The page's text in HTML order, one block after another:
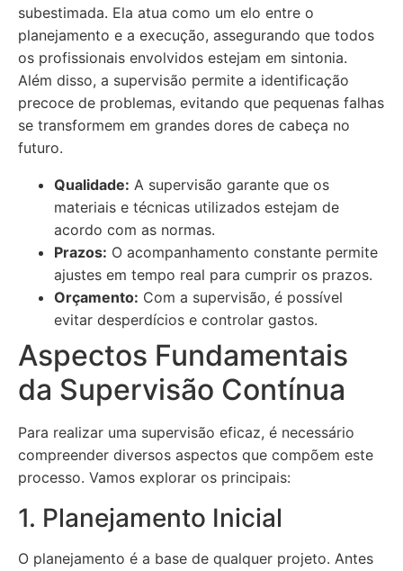
subestimada. Ela atua como um elo entre o
planejamento e a execução, assegurando que todos
os profissionais envolvidos estejam em sintonia.
Além disso, a supervisão permite a identificação
precoce de problemas, evitando que pequenas falhas
se transformem em grandes dores de cabeça no
futuro.
Qualidade: A supervisão garante que os
materiais e técnicas utilizados estejam de
acordo com as normas.
Prazos: O acompanhamento constante permite
ajustes em tempo real para cumprir os prazos.
Orçamento: Com a supervisão, é possível
evitar desperdícios e controlar gastos.
Aspectos Fundamentais
da Supervisão Contínua
Para realizar uma supervisão eficaz, é necessário
compreender diversos aspectos que compõem este
processo. Vamos explorar os principais:
1. Planejamento Inicial
O planejamento é a base de qualquer projeto. Antes